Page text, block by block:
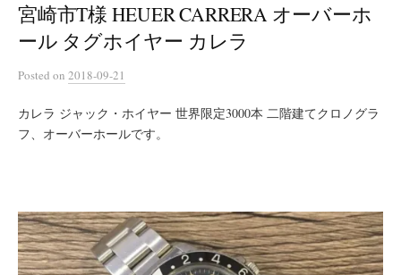
宮崎市T様 HEUER CARRERA オーバーホ
ール タグホイヤー カレラ
Posted on 2018-09-21
カレラ ジャック・ホイヤー 世界限定3000本 二階建てクロノグラ
フ、オーバーホールです。